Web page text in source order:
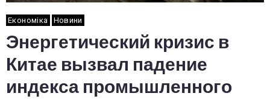
Економіка Новини
Энергетический кризис в
Китае вызвал падение
индекса промышленного